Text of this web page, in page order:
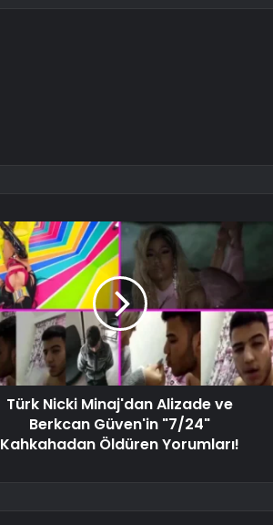
Türk Nicki Minaj'dan Alizade ve
Berkcan Güven'in "7/24"
Kahkahadan Öldüren Yorumları!